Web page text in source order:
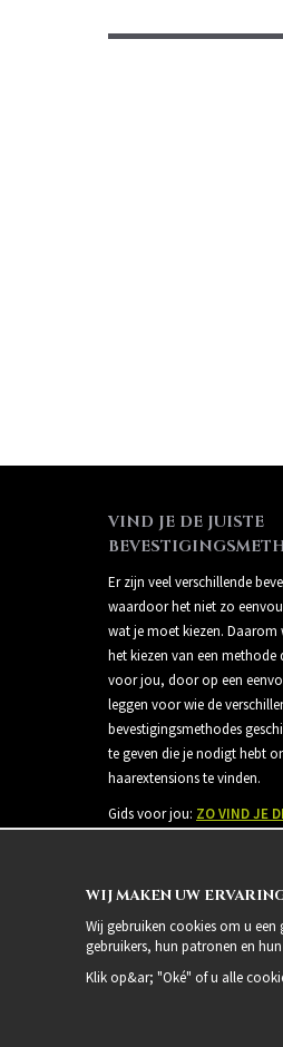
VIND JE DE JUISTE
Er zijn veel verschillende
waardoor het niet zo
wat je moet kiezen. Daarom
het kiezen van een methode
voor jou, door op een
leggen voor wie de
bevestigingsmethodes
te geven die je nodigt hebt
haarextensions te vinden.
Gids voor jou: ZO VIND JE
WIJ MAKEN UW
Wij gebruiken cookies om u
gebruikers, hun patronen en
Klik op&ar; "Oké" of u alle